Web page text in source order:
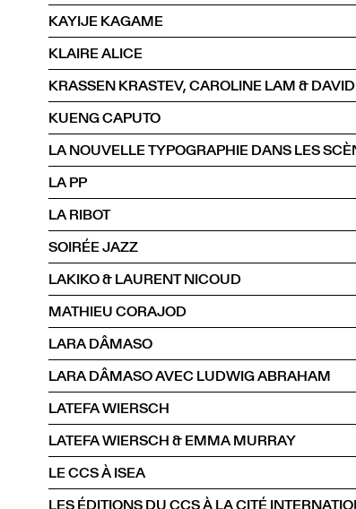
KAYIJE KAGAME
KLAIRE ALICE
KRASSEN KRASTEV, CAROLINE LAM &
KUENG CAPUTO
LA NOUVELLE TYPOGRAPHIE DANS LES
LA PP
LA RIBOT
SOIRÉE JAZZ
LAKIKO & LAURENT NICOUD
MATHIEU CORAJOD
LARA DÂMASO
LARA DÂMASO AVEC LUDWIG ABRAHAM
LATEFA WIERSCH
LATEFA WIERSCH & EMMA MURRAY
LE CCS À ISEA